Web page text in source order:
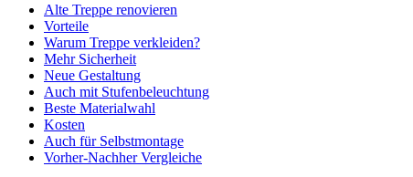
Alte Treppe renovieren
Vorteile
Warum Treppe verkleiden?
Mehr Sicherheit
Neue Gestaltung
Auch mit Stufenbeleuchtung
Beste Materialwahl
Kosten
Auch für Selbstmontage
Vorher-Nachher Vergleiche